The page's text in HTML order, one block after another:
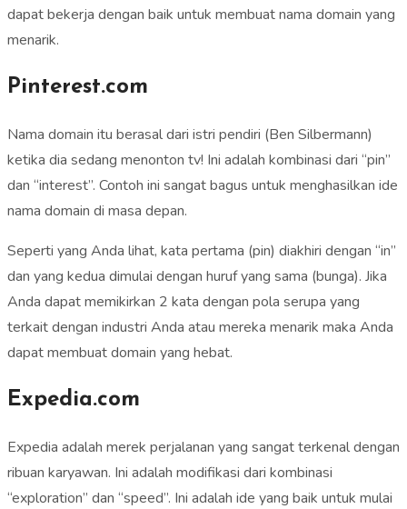
dapat bekerja dengan baik untuk membuat nama domain yang
menarik.
Pinterest.com
Nama domain itu berasal dari istri pendiri (Ben Silbermann)
ketika dia sedang menonton tv! Ini adalah kombinasi dari “pin”
dan “interest”. Contoh ini sangat bagus untuk menghasilkan ide
nama domain di masa depan.
Seperti yang Anda lihat, kata pertama (pin) diakhiri dengan “in”
dan yang kedua dimulai dengan huruf yang sama (bunga). Jika
Anda dapat memikirkan 2 kata dengan pola serupa yang
terkait dengan industri Anda atau mereka menarik maka Anda
dapat membuat domain yang hebat.
Expedia.com
Expedia adalah merek perjalanan yang sangat terkenal dengan
ribuan karyawan. Ini adalah modifikasi dari kombinasi
“exploration” dan “speed”. Ini adalah ide yang baik untuk mulai